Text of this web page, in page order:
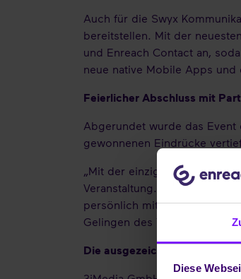
Diese
Auch für die Swyx
bereitstellen. Mit der
und Enreach Contact an,
neue native Mobile Apps und
Feierlicher Abschluss mit
Abgerundet wurde das
gewonnenen Eindrücke
„Mit der einzigartigen
Veranstaltung. Ich freue
persönlich mit uns
Gelingen des Tages
Die ausgezeichneten Partner